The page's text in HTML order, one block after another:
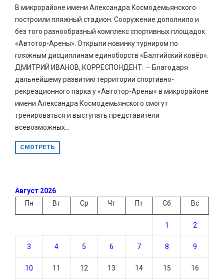
В микрорайоне имени Александра Космодемьянского
построили пляжный стадион. Сооружение дополнило и
без того разнообразный комплекс спортивных площадок
«Автотор-Арены». Открыли новинку турниром по
пляжным дисциплинам единоборств «Балтийский ковёр».
ДМИТРИЙ ИВАНОВ, КОРРЕСПОНДЕНТ: — Благодаря
дальнейшему развитию территории спортивно-
рекреационного парка у «Автотор-Арены» в микрорайоне
имени Александра Космодемьянского смогут
тренироваться и выступать представители
всевозможных...
СМОТРЕТЬ
Август 2026
Пн
Вт Ср Чт Пт Сб Вс
1 2
3 4 5 6 7 8 9
10 11 12 13 14 15 16